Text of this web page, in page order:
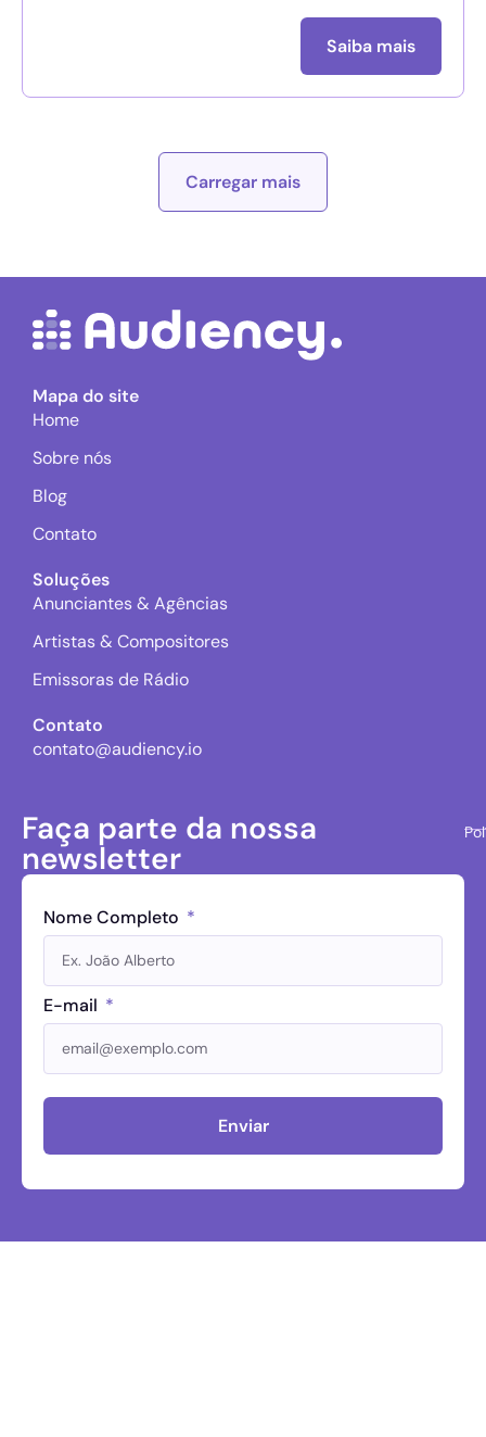
Saiba mais
Carregar mais
Mapa do site
Home
Sobre nós
Blog
Contato
Soluções
Anunciantes & Agências
Artistas & Compositores
Emissoras de Rádio
Contato
contato@audiency.io
Faça parte da nossa
newsletter
Nome Completo
E-mail
Enviar